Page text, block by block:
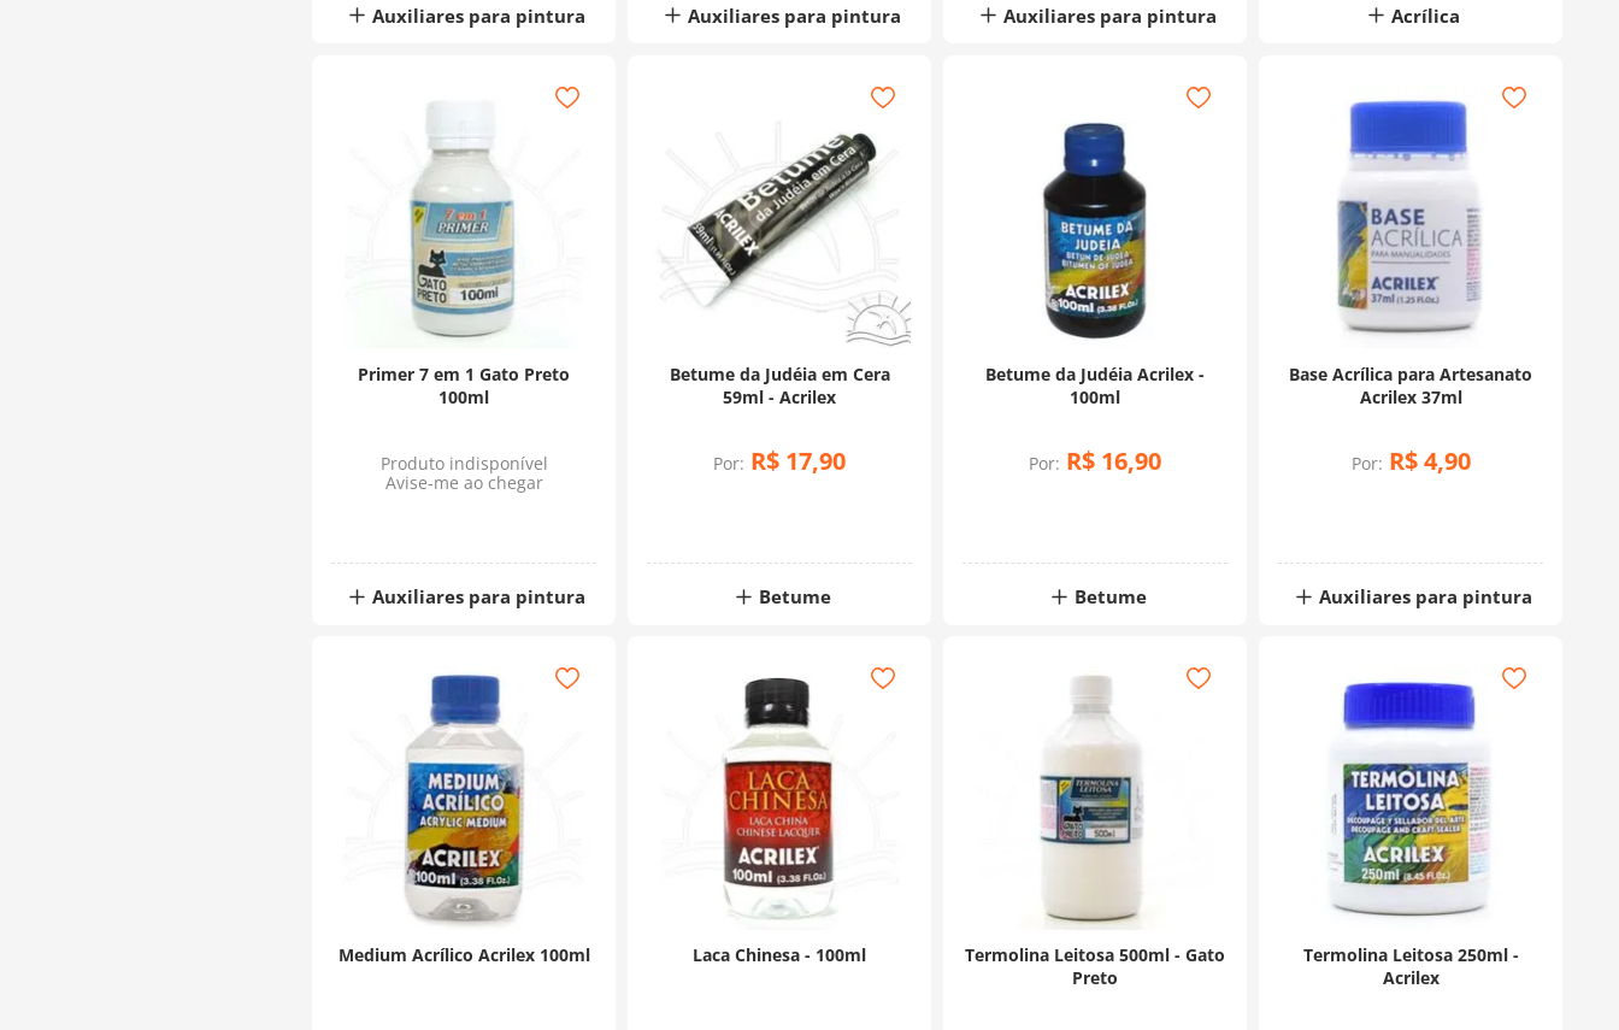
Auxiliares para pintura Auxiliares para pintura Auxiliares para pintura Acrílica
Primer 7 em 1 Gato Preto
100ml
Produto indisponível
Avise-me ao chegar
Auxiliares para pintura
Betume da Judéia em Cera
59ml - Acrilex
Por: R$ 17,90
Betume
Betume da Judéia Acrilex -
100ml
Por: R$ 16,90
Betume
Base Acrílica para Artesanato
Acrilex 37ml
Por: R$ 4,90
Auxiliares para pintura
Medium Acrílico Acrilex 100ml Laca Chinesa - 100ml
Termolina Leitosa 500ml - Gato
Preto
Termolina Leitosa 250ml -
Acrilex